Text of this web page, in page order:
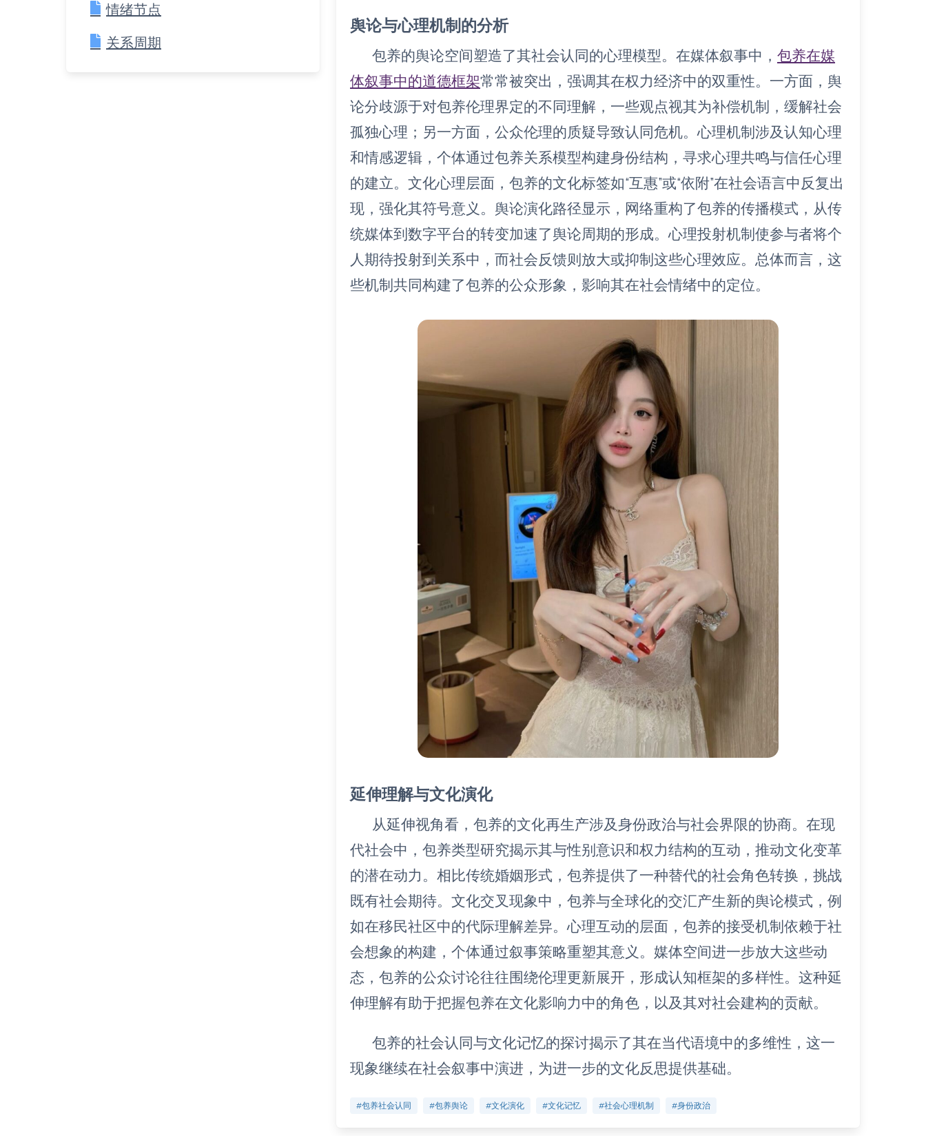
舆论与心理机制的分析
包养的舆论空间塑造了其社会认同的心理模型。在媒体叙事中，包养在媒
体叙事中的道德框架常常被突出，强调其在权力经济中的双重性。一方面，舆
论分歧源于对包养伦理界定的不同理解，一些观点视其为补偿机制，缓解社会
孤独心理；另一方面，公众伦理的质疑导致认同危机。心理机制涉及认知心理
和情感逻辑，个体通过包养关系模型构建身份结构，寻求心理共鸣与信任心理
的建立。文化心理层面，包养的文化标签如“互惠”或“依附”在社会语言中反复出
现，强化其符号意义。舆论演化路径显示，网络重构了包养的传播模式，从传
统媒体到数字平台的转变加速了舆论周期的形成。心理投射机制使参与者将个
人期待投射到关系中，而社会反馈则放大或抑制这些心理效应。总体而言，这
些机制共同构建了包养的公众形象，影响其在社会情绪中的定位。
延伸理解与文化演化
从延伸视角看，包养的文化再生产涉及身份政治与社会界限的协商。在现
代社会中，包养类型研究揭示其与性别意识和权力结构的互动，推动文化变革
的潜在动力。相比传统婚姻形式，包养提供了一种替代的社会角色转换，挑战
既有社会期待。文化交叉现象中，包养与全球化的交汇产生新的舆论模式，例
如在移民社区中的代际理解差异。心理互动的层面，包养的接受机制依赖于社
会想象的构建，个体通过叙事策略重塑其意义。媒体空间进一步放大这些动
态，包养的公众讨论往往围绕伦理更新展开，形成认知框架的多样性。这种延
伸理解有助于把握包养在文化影响力中的角色，以及其对社会建构的贡献。
包养的社会认同与文化记忆的探讨揭示了其在当代语境中的多维性，这一
现象继续在社会叙事中演进，为进一步的文化反思提供基础。
#包养社会认同 #包养舆论 #文化演化 #文化记忆 #社会心理机制 #身份政治
情绪节点
关系周期